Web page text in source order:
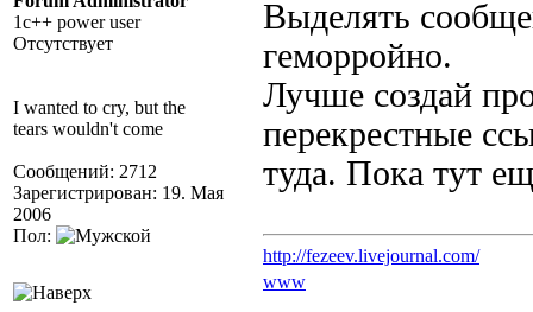
1c++ power user
Отсутствует
I wanted to cry, but the
tears wouldn't come
Сообщений: 2712
Зарегистрирован: 19. Мая
2006
Пол:
Выделять
геморройно.
Лучше создай
перекрестные
туда. Пока тут
http://fezeev.livejournal.com/
www